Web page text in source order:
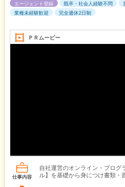
エージェント登録 既卒・社会人経験不問
業種未経験歓迎
完全週休2日制
ＰＲムービー
仕事内容
自社運営のオンライン・プログ
ル】を基礎から身につけ書類・